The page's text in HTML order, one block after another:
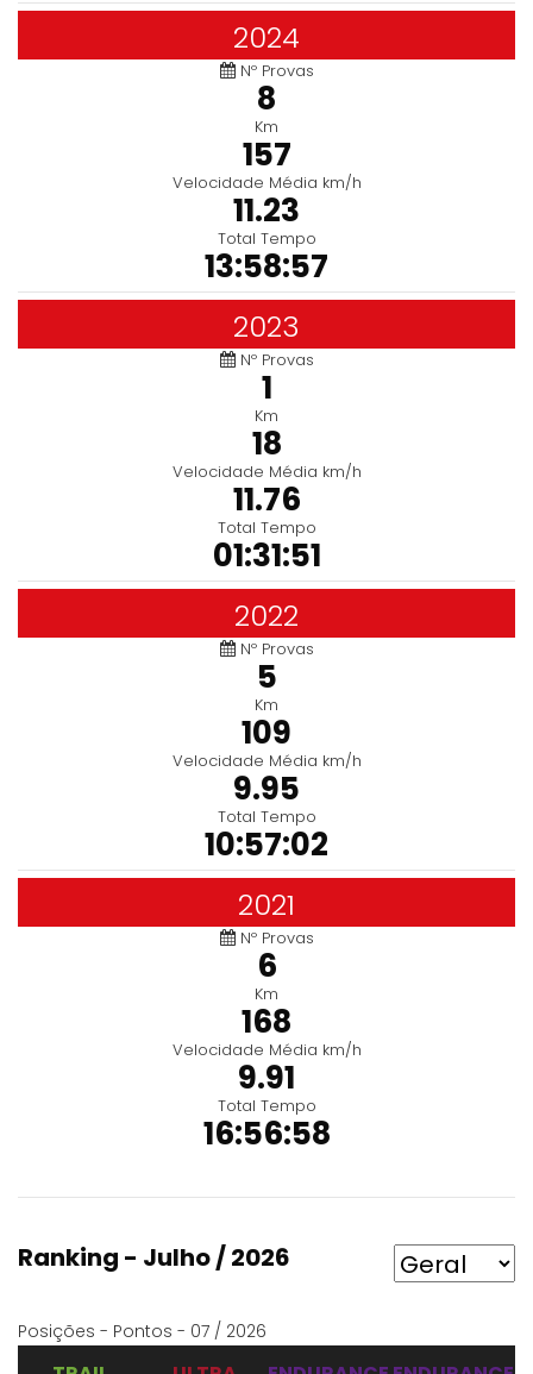
2024
Nº Provas
8
Km
157
Velocidade Média km/h
11.23
Total Tempo
13:58:57
2023
Nº Provas
1
Km
18
Velocidade Média km/h
11.76
Total Tempo
01:31:51
2022
Nº Provas
5
Km
109
Velocidade Média km/h
9.95
Total Tempo
10:57:02
2021
Nº Provas
6
Km
168
Velocidade Média km/h
9.91
Total Tempo
16:56:58
Ranking - Julho / 2026
Posições - Pontos - 07 / 2026